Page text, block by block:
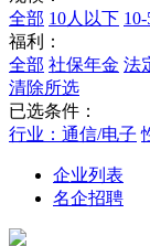
全部 10人以下 10-
福利：
全部 社保年金 法
清除所选
已选条件：
行业：通信/电子
企业列表
名企招聘